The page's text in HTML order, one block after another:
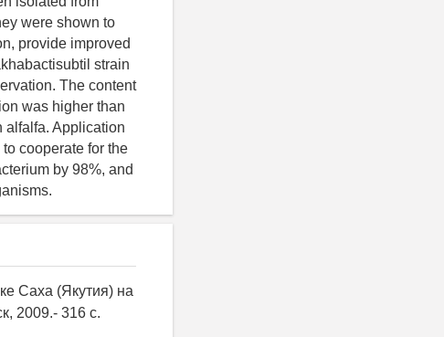
were shown to
provide improved
strain
The content
was higher than
alfalfa. Application
cooperate for the
by 98%, and
Саха (Якутия) на
2009.- 316 с.